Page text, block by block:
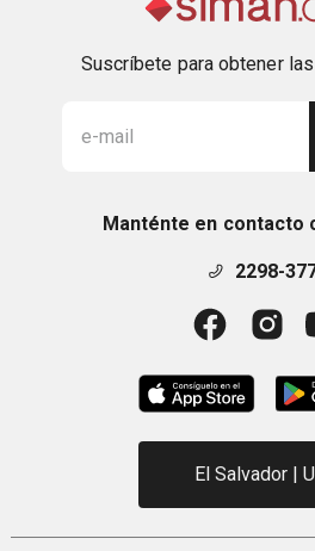
Suscríbete para obtener
Manténte en contacto
2298-
El Salvador |